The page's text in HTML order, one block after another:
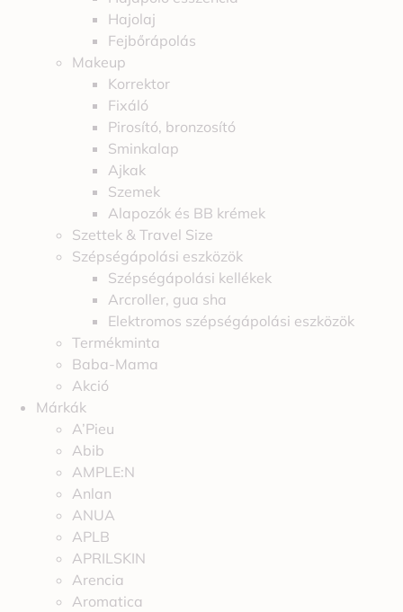
Hajolaj
Fejbőrápolás
Makeup
Korrektor
Fixáló
Pirosító, bronzosító
Sminkalap
Ajkak
Szemek
Alapozók és BB krémek
Szettek & Travel Size
Szépségápolási eszközök
Szépségápolási kellékek
Arcroller, gua sha
Elektromos szépségápolási eszközök
Termékminta
Baba-Mama
Akció
Márkák
A’Pieu
Abib
AMPLE:N
Anlan
ANUA
APLB
APRILSKIN
Arencia
Aromatica